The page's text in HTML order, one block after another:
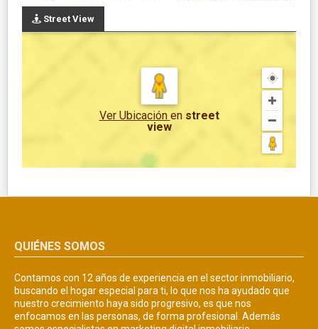
Street View
Ver Ubicación en street
view
QUIÉNES SOMOS
Contamos con 12 años de experiencia en el sector inmobiliario,
buscando el hogar especial para ti, lo que nos ha ayudado que
nuestro crecimiento haya sido progresivo, es que nos
enfocamos en las personas, de forma profesional. Además